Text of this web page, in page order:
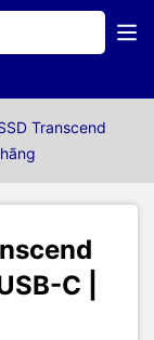
Transcend
C |